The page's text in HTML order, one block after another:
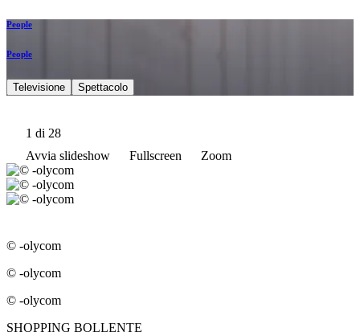
People
People
Televisione Spettacolo
1 di 28
Avvia slideshow
Fullscreen Zoom
© -olycom
© -olycom
© -olycom
SHOPPING BOLLENTE